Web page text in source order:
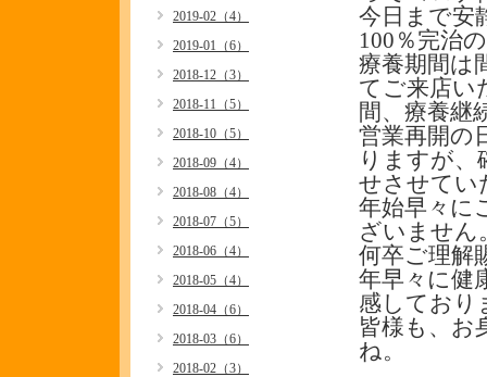
今日まで安
100％完治
療養期間は
てご来店い
間、療養継
営業再開の
りますが、
せさせてい
年始早々に
ざいません
何卒ご理解
年早々に健
感しており
皆様も、お
ね。
2019-02（4）
2019-01（6）
2018-12（3）
2018-11（5）
2018-10（5）
2018-09（4）
2018-08（4）
2018-07（5）
2018-06（4）
2018-05（4）
2018-04（6）
2018-03（6）
2018-02（3）